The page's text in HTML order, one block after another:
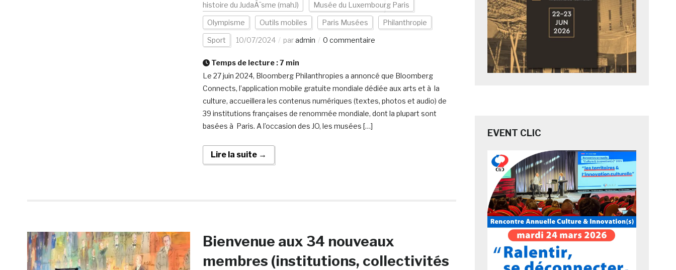
histoire du JudaÃ¯sme (mahJ) Musée du Luxembourg Paris
Olympisme Outils mobiles Paris Musées Philanthropie
Sport 10/07/2024 paradmin 0 commentaire
Temps de lecture :7 min
Le 27 juin 2024, Bloomberg Philanthropies a annoncé que Bloomberg
Connects, l’application mobile gratuite mondiale dédiée aux arts et à la
culture, accueillera les contenus numériques (textes, photos et audio) de
39 institutions françaises de renommée mondiale, dont la plupart sont
basées à Paris. A l’occasion des JO, les musées […]
Lire la suite →
Bienvenue aux 34 nouveaux
membres (institutions, collectivités
EVENT CLIC